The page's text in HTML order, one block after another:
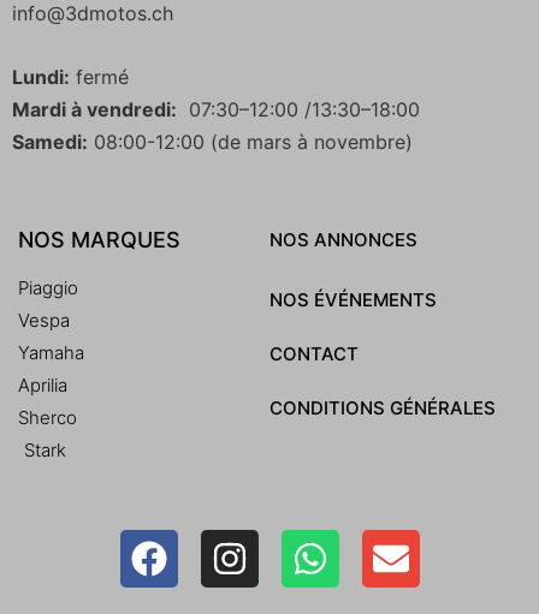
info@3dmotos.ch
Lundi: fermé
Mardi à vendredi: 07:30–12:00 /13:30–18:00
Samedi: 08:00-12:00 (de mars à novembre)
NOS MARQUES
Piaggio
Vespa
Yamaha
Aprilia
Sherco
Stark
NOS ANNONCES
NOS ÉVÉNEMENTS
CONTACT
CONDITIONS GÉNÉRALES